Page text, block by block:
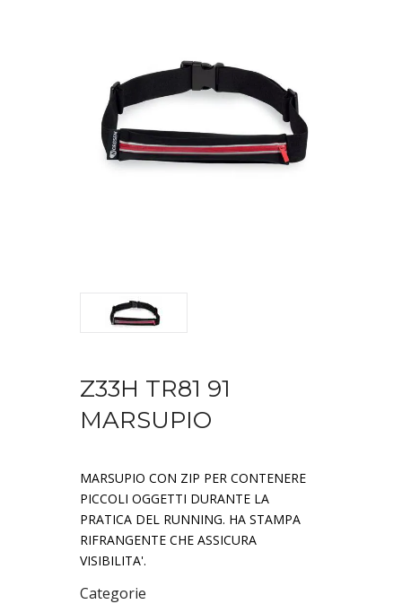
Z33H TR81 91
MARSUPIO
MARSUPIO CON ZIP PER CONTENERE
PICCOLI OGGETTI DURANTE LA
PRATICA DEL RUNNING. HA STAMPA
RIFRANGENTE CHE ASSICURA
VISIBILITA'.
Categorie